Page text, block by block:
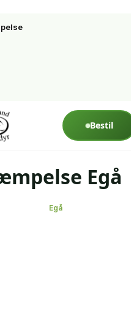
Bestil
Egå
Egå